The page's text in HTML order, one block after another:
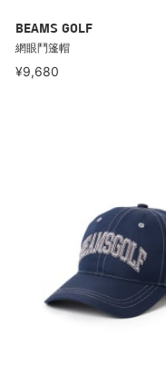
BEAMS GOLF
網眼鬥篷帽
¥9,680